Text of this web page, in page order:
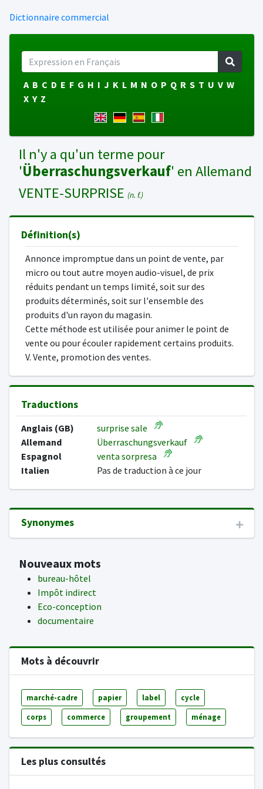
Dictionnaire commercial
A B C D E F G H I J K L M N O P Q R S T U V W
X Y Z
Il n'y a qu'un terme pour
'Überraschungsverkauf' en Allemand
VENTE-SURPRISE (n. f.)
Définition(s)
Annonce impromptue dans un point de vente, par
micro ou tout autre moyen audio-visuel, de prix
réduits pendant un temps limité, soit sur des
produits déterminés, soit sur l'ensemble des
produits d'un rayon du magasin.
Cette méthode est utilisée pour animer le point de
vente ou pour écouler rapidement certains produits.
V. Vente, promotion des ventes.
Traductions
Anglais (GB)
surprise sale
Allemand
Überraschungsverkauf
Espagnol
venta sorpresa
Italien
Pas de traduction à ce jour
Synonymes
Nouveaux mots
bureau-hôtel
Impôt indirect
Eco-conception
documentaire
Mots à découvrir
marché-cadre papier label cycle
corps commerce groupement ménage
Les plus consultés